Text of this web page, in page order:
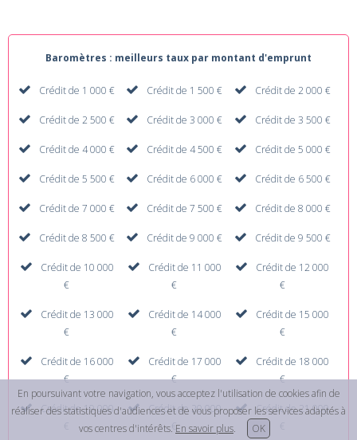
Baromètres : meilleurs taux par montant d'emprunt
Crédit de 1 000 € Crédit de 1 500 € Crédit de 2 000 €
Crédit de 2 500 € Crédit de 3 000 € Crédit de 3 500 €
Crédit de 4 000 € Crédit de 4 500 € Crédit de 5 000 €
Crédit de 5 500 € Crédit de 6 000 € Crédit de 6 500 €
Crédit de 7 000 € Crédit de 7 500 € Crédit de 8 000 €
Crédit de 8 500 € Crédit de 9 000 € Crédit de 9 500 €
Crédit de 10 000
€
Crédit de 11 000
€
Crédit de 12 000
€
Crédit de 13 000
€
Crédit de 14 000
€
Crédit de 15 000
€
Crédit de 16 000
€
Crédit de 17 000
€
Crédit de 18 000
€
Crédit de 19 000
€
Crédit de 20 000
€
Crédit de 21 000
€
En poursuivant votre navigation, vous acceptez l'utilisation de cookies afin de
réaliser des statistiques d'audiences et de vous proposer les services adaptés à
vos centres d'intérêts. En savoir plus. OK